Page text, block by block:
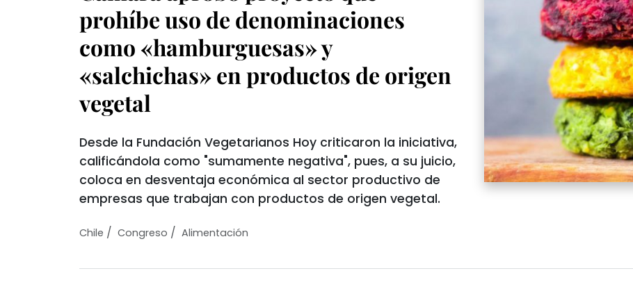
prohíbe uso de denominaciones
como «hamburguesas» y
«salchichas» en productos de origen
vegetal
Desde la Fundación Vegetarianos Hoy criticaron la iniciativa,
calificándola como "sumamente negativa", pues, a su juicio,
coloca en desventaja económica al sector productivo de
empresas que trabajan con productos de origen vegetal.
Chile / Congreso / Alimentación